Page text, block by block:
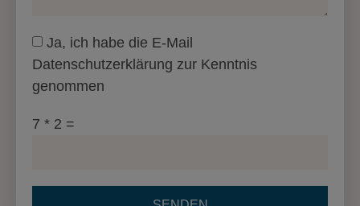
Ja, ich habe die E-Mail
Datenschutzerklärung zur Kenntnis
genommen
7 * 2 =